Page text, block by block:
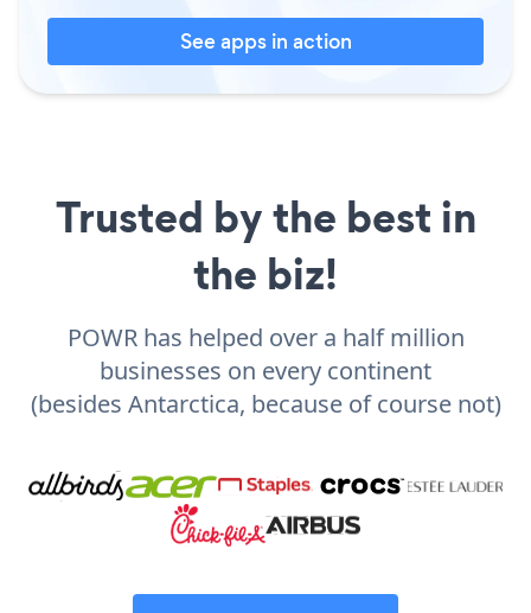
See apps in action
Trusted by the best in
the biz!
POWR has helped over a half million
businesses on every continent
(besides Antarctica, because of course not)